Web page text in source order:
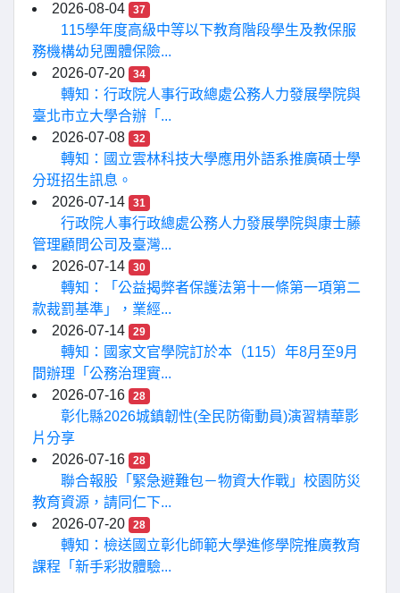
2026-08-04
37
115學年度高級中等以下教育階段學生及教保服
務機構幼兒團體保險...
2026-07-20
34
轉知：行政院人事行政總處公務人力發展學院與
臺北市立大學合辦「...
2026-07-08
32
轉知：國立雲林科技大學應用外語系推廣碩士學
分班招生訊息。
2026-07-14
31
行政院人事行政總處公務人力發展學院與康士藤
管理顧問公司及臺灣...
2026-07-14
30
轉知：「公益揭弊者保護法第十一條第一項第二
款裁罰基準」，業經...
2026-07-14
29
轉知：國家文官學院訂於本（115）年8月至9月
間辦理「公務治理實...
2026-07-16
28
彰化縣2026城鎮韌性(全民防衛動員)演習精華影
片分享
2026-07-16
28
聯合報股「緊急避難包－物資大作戰」校園防災
教育資源，請同仁下...
2026-07-20
28
轉知：檢送國立彰化師範大學進修學院推廣教育
課程「新手彩妝體驗...